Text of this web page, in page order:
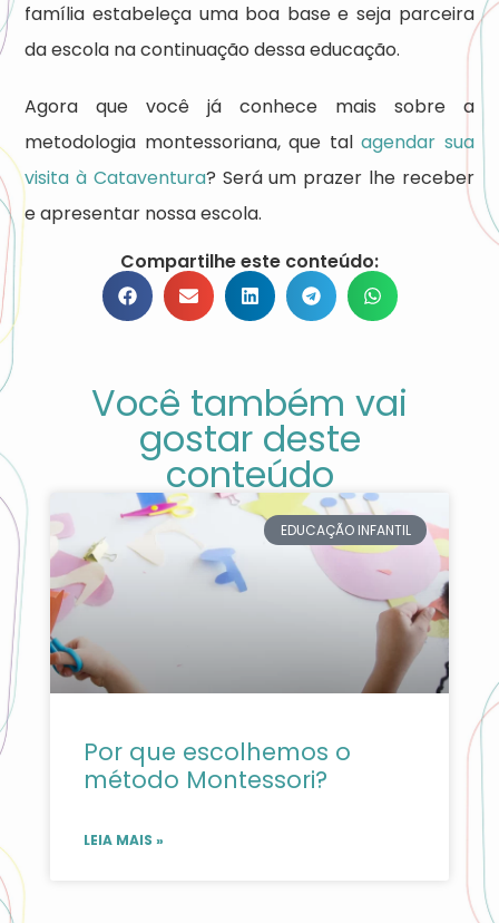
família estabeleça uma boa base e seja parceira
da escola na continuação dessa educação.
Agora que você já conhece mais sobre a
metodologia montessoriana, que talagendar sua
visita à Cataventura? Será um prazer lhe receber
e apresentar nossa escola.
Compartilhe este conteúdo:
Você também vai
gostar deste
conteúdo
EDUCAÇÃO INFANTIL
Por que escolhemos o
método Montessori?
LEIA MAIS »